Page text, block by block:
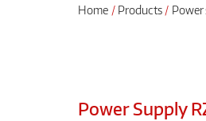
Home Products Power
Power Supply